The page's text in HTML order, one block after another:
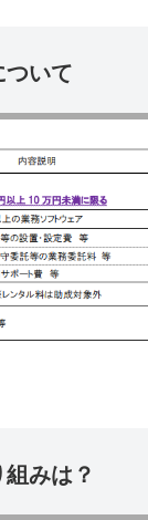
ついて
みは？